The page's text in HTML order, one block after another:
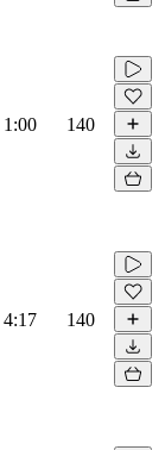
1:00 140
4:17 140